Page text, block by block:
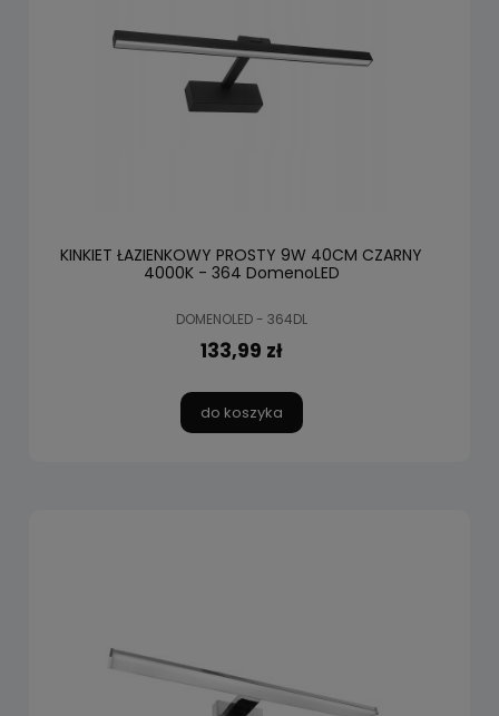
KINKIET ŁAZIENKOWY PROSTY 9W 40CM CZARNY
4000K - 364 DomenoLED
DOMENOLED - 364DL
133,99 zł
do koszyka